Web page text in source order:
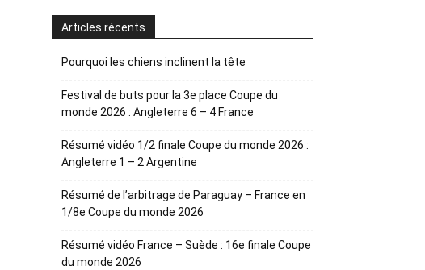
Articles récents
Pourquoi les chiens inclinent la tête
Festival de buts pour la 3e place Coupe du
monde 2026 : Angleterre 6 – 4 France
Résumé vidéo 1/2 finale Coupe du monde 2026 :
Angleterre 1 – 2 Argentine
Résumé de l’arbitrage de Paraguay – France en
1/8e Coupe du monde 2026
Résumé vidéo France – Suède : 16e finale Coupe
du monde 2026